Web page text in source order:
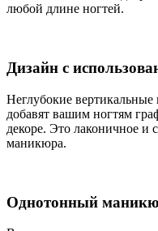
любой длине ногтей.
Дизайн с
Неглубокие
добавят вашим ногтям
декоре. Это лаконичное и
маникюра.
Однотонный